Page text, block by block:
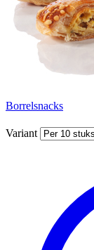
Borrelsnacks
Variant